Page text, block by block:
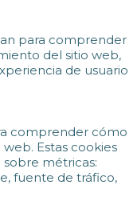
para comprender
del sitio web,
de usuario
comprender cómo
Estas cookies
métricas:
fuente de tráfico,